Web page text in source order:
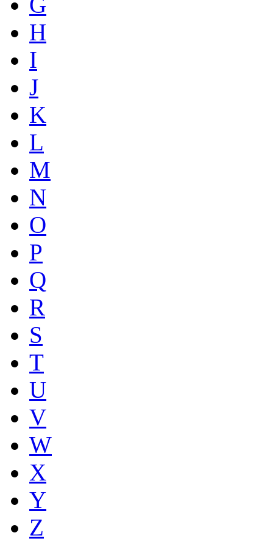
H
I
J
K
L
M
N
O
P
Q
R
S
T
U
V
W
X
Y
Z